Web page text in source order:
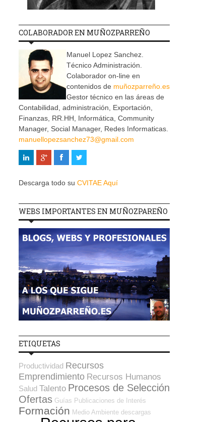
COLABORADOR EN MUÑOZPARREÑO
Manuel Lopez Sanchez.
Técnico Administración.
Colaborador on-line en
contenidos de muñozparreño.es
Gestor técnico en las áreas de
Contabilidad, administración, Exportación,
Finanzas, RR.HH, Informática, Community
Manager, Social Manager, Redes Informaticas.
manuellopezsanchez73@gmail.com
Descarga todo su CVITAE Aquí
WEBS IMPORTANTES EN MUÑOZPAREÑO
ETIQUETAS
Productividad Recursos
Emprendimiento Recursos Humanos
Salud Talento Procesos de Selección
Ofertas Guías Publicaciones de Interés
Formación Medio Ambiente descargas